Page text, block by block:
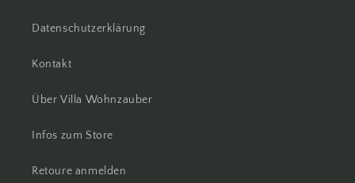
Datenschutzerklärung
Kontakt
Über Villa Wohnzauber
Infos zum Store
Retoure anmelden